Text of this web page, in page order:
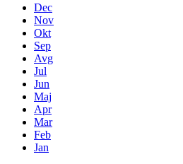
Dec
Nov
Okt
Sep
Avg
Jul
Jun
Maj
Apr
Mar
Feb
Jan